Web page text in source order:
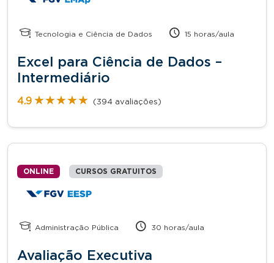
Tecnologia e Ciência de Dados 15 horas/aula
Excel para Ciência de Dados –
Intermediário
4.9 ★★★★★
★★★★★ (394 avaliações)
ONLINE CURSOS GRATUITOS
Administração Pública 30 horas/aula
Avaliação Executiva